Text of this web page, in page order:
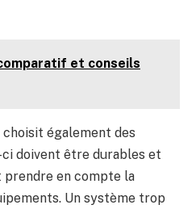
et conseils
choisit également des
doivent être durables et
prendre en compte la
Un système trop